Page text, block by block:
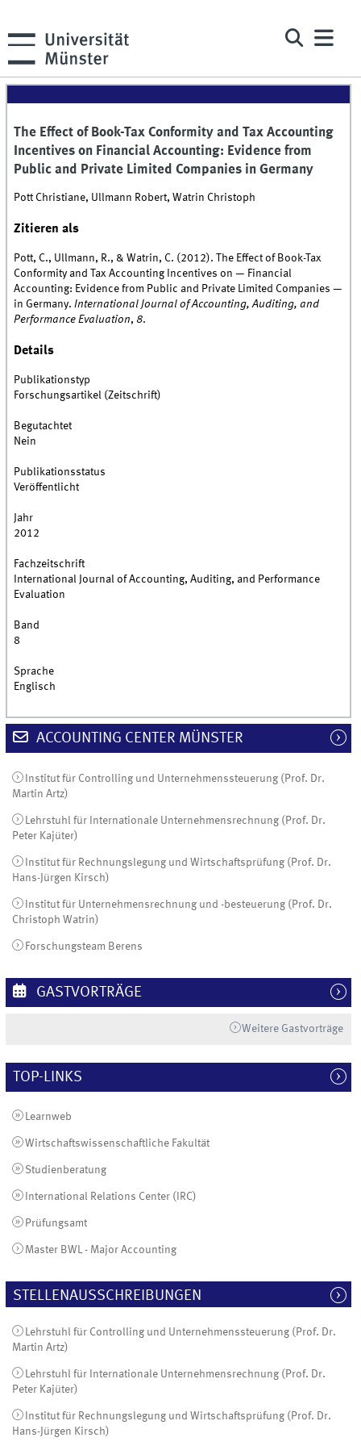
The Effect of Book-Tax Conformity and Tax Accounting
Incentives on Financial Accounting: Evidence from
Public and Private Limited Companies in Germany
Pott Christiane, Ullmann Robert, Watrin Christoph
Zitieren als
Pott, C., Ullmann, R., & Watrin, C. (2012). The Effect of Book-Tax
Conformity and Tax Accounting Incentives on — Financial
Accounting: Evidence from Public and Private Limited Companies —
in Germany.International Journal of Accounting, Auditing, and
Performance Evaluation, 8.
Details
Publikationstyp
Forschungsartikel (Zeitschrift)
Begutachtet
Nein
Publikationsstatus
Veröffentlicht
Jahr
2012
Fachzeitschrift
International Journal of Accounting, Auditing, and Performance
Evaluation
Band
8
Sprache
Englisch
ACCOUNTING CENTER MÜNSTER
Institut für Controlling und Unternehmenssteuerung (Prof. Dr.
Martin Artz)
Lehrstuhl für Internationale Unternehmensrechnung (Prof. Dr.
Peter Kajüter)
Institut für Rechnungslegung und Wirtschaftsprüfung (Prof. Dr.
Hans-Jürgen Kirsch)
Institut für Unternehmensrechnung und -besteuerung (Prof. Dr.
Christoph Watrin)
Forschungsteam Berens
GASTVORTRÄGE
Weitere Gastvorträge
TOP-LINKS
Learnweb
Wirtschaftswissenschaftliche Fakultät
Studienberatung
International Relations Center (IRC)
Prüfungsamt
Master BWL - Major Accounting
STELLENAUSSCHREIBUNGEN
Lehrstuhl für Controlling und Unternehmenssteuerung (Prof. Dr.
Martin Artz)
Lehrstuhl für Internationale Unternehmensrechnung (Prof. Dr.
Peter Kajüter)
Institut für Rechnungslegung und Wirtschaftsprüfung (Prof. Dr.
Hans-Jürgen Kirsch)